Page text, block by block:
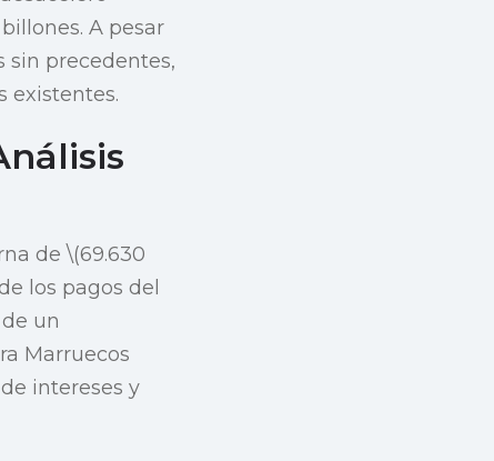
A pesar
sin precedentes,
existentes.
de \(69.630
los pagos del
un
Marruecos
intereses y